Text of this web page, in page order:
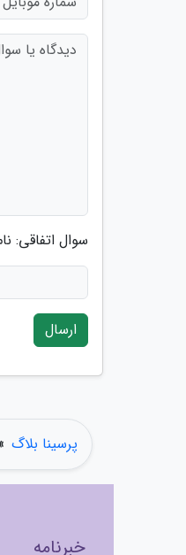
سوال اتفاقی:
ارسال
پرسینا بلاگ »
خبرنامه